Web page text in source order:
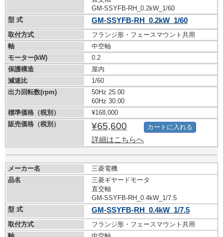
GM-SSYFB-RH_0.2kW_1/60
型 式
GM-SSYFB-RH_0.2kW_1/60
取付方式
フランジ形・フェースマウント共用
軸
中空軸
モーター(kW)
0.2
保護構造
屋内
減速比
1/60
出力回転数(rpm)
50Hz 25.00
60Hz 30.00
標準価格（税別）
¥168,000
販売価格（税別）
¥65,600
詳細はこちらへ
カートに入れる
メーカー名
三菱電機
品名
三菱ギヤードモータ
直交軸
GM-SSYFB-RH_0.4kW_1/7.5
型 式
GM-SSYFB-RH_0.4kW_1/7.5
取付方式
フランジ形・フェースマウント共用